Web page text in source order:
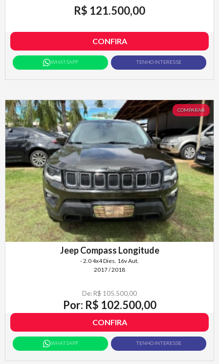
R$ 121.500,00
CONFIRA
WHATSAPP TENHO INTERESSE
COMPARAR
Jeep Compass Longitude
- 2.0 4x4 Dies. 16v Aut.
2017 / 2018
De: R$ 105.500,00
Por: R$ 102.500,00
CONFIRA
WHATSAPP TENHO INTERESSE